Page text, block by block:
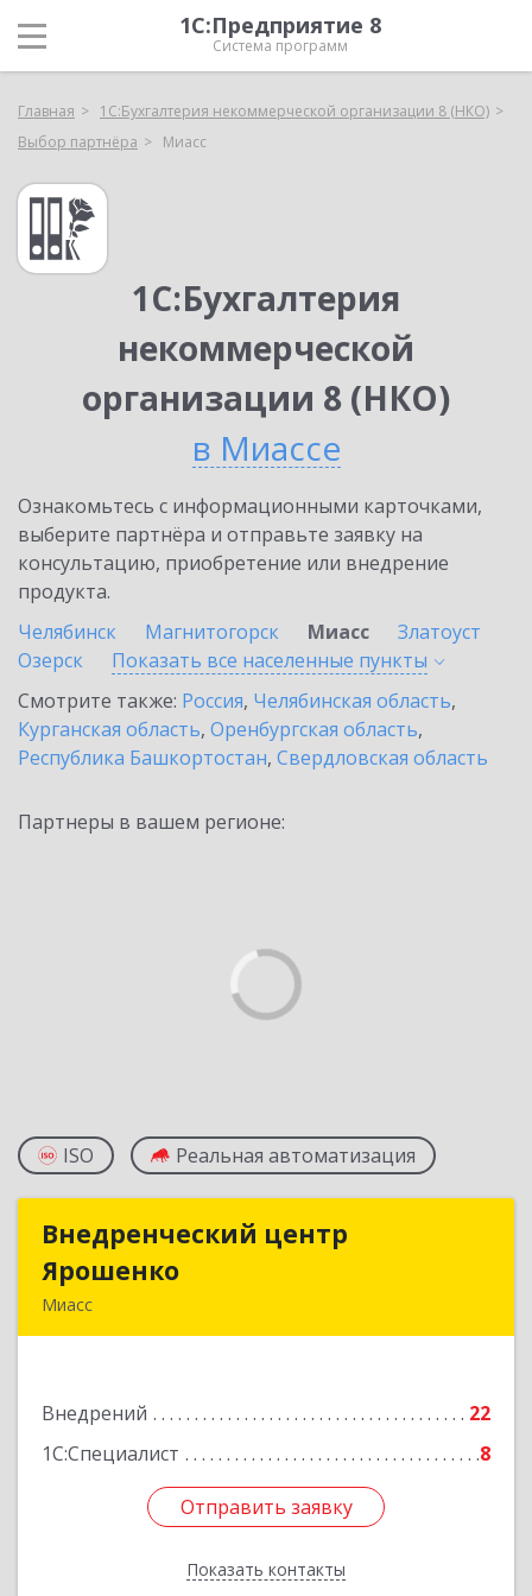
1С:Предприятие 8
Система программ
Главная
1С:Бухгалтерия некоммерческой организации 8 (НКО)
Выбор партнёра
Миасс
1С:Бухгалтерия
некоммерческой
организации 8 (НКО)
в Миассе
Ознакомьтесь с информационными карточками,
выберите партнёра и отправьте заявку на
консультацию, приобретение или внедрение
продукта.
Челябинск
Магнитогорск Миасс
Златоуст
Озерск
Показать все населенные пункты
Смотрите также: Россия, Челябинская область,
Курганская область, Оренбургская область,
Республика Башкортостан, Свердловская область
Партнеры в вашем регионе:
ISO Реальная автоматизация
Внедренческий центр
Ярошенко
Миасс
Внедрений
22
1С:Специалист
8
Отправить заявку
Показать контакты
Внедренческий центр
Подробнее
Отправить заявку
Назад